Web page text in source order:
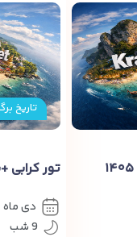
تاریخ
تور کرابی
دی ماه
9 شب